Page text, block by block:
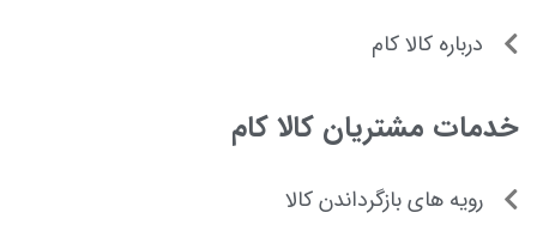
درباره کالا کام
خدمات مشتریان کالا کام
رویه های بازگرداندن کالا